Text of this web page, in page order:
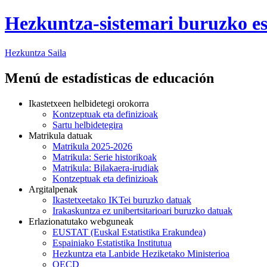
Hezkuntza-sistemari buruzko
Hezkuntza Saila
Menú de estadísticas de educación
Ikastetxeen helbidetegi orokorra
Kontzeptuak eta definizioak
Sartu helbidetegira
Matrikula datuak
Matrikula 2025-2026
Matrikula: Serie historikoak
Matrikula: Bilakaera-irudiak
Kontzeptuak eta definizioak
Argitalpenak
Ikastetxeetako IKTei buruzko datuak
Irakaskuntza ez unibertsitarioari buruzko datuak
Erlazionatutako webguneak
EUSTAT (Euskal Estatistika Erakundea)
Espainiako Estatistika Institutua
Hezkuntza eta Lanbide Heziketako Ministerioa
OECD